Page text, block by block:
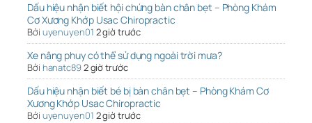
Dấu hiệu nhận biết hội chứng bàn chân bẹt – Phòng Khám
Cơ Xương Khớp Usac Chiropractic
Bởi uyenuyen01 2 giờ trước
Xe nâng phuy có thể sử dụng ngoài trời mưa?
Bởi hanatc892 giờ trước
Dấu hiệu nhận biết bé bị bàn chân bẹt – Phòng Khám Cơ
Xương Khớp Usac Chiropractic
Bởi uyenuyen01 2 giờ trước